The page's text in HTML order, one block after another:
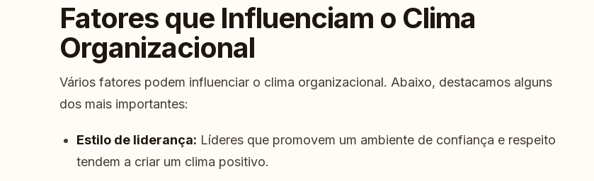
Fatores que Influenciam o Clima
Organizacional
Vários fatores podem influenciar o clima organizacional. Abaixo, destacamos alguns
dos mais importantes:
Estilo de liderança: Líderes que promovem um ambiente de confiança e respeito
tendem a criar um clima positivo.